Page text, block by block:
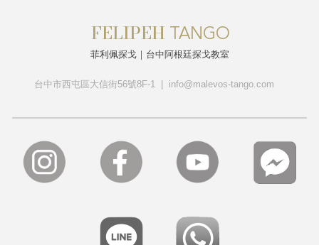
FELIPEH TANGO
菲利佩探戈｜台中阿根廷探戈教室
台中市西屯區大信街56號8F-1 | info@malevos-tango.com